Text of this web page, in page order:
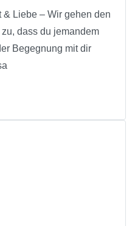
Liebe – Wir gehen den
dass du jemandem
Begegnung mit dir